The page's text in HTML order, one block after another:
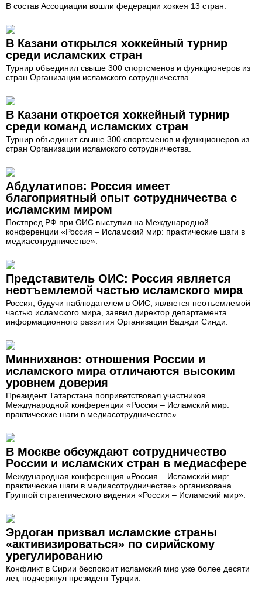
В состав Ассоциации вошли федерации хоккея 13 стран.
В Казани открылся хоккейный турнир
среди исламских стран
Турнир объединил свыше 300 спортсменов и функционеров из
стран Организации исламского сотрудничества.
В Казани откроется хоккейный турнир
среди команд исламских стран
Турнир объединит свыше 300 спортсменов и функционеров из
стран Организации исламского сотрудничества.
Абдулатипов: Россия имеет
благоприятный опыт сотрудничества с
исламским миром
Постпред РФ при ОИС выступил на Международной
конференции «Россия – Исламский мир: практические шаги в
медиасотрудничестве».
Представитель ОИС: Россия является
неотъемлемой частью исламского мира
Россия, будучи наблюдателем в ОИС, является неотъемлемой
частью исламского мира, заявил директор департамента
информационного развития Организации Ваджди Синди.
Минниханов: отношения России и
исламского мира отличаются высоким
уровнем доверия
Президент Татарстана поприветствовал участников
Международной конференции «Россия – Исламский мир:
практические шаги в медиасотрудничестве».
В Москве обсуждают сотрудничество
России и исламских стран в медиасфере
Международная конференция «Россия – Исламский мир:
практические шаги в медиасотрудничестве» организована
Группой стратегического видения «Россия – Исламский мир».
Эрдоган призвал исламские страны
«активизироваться» по сирийскому
урегулированию
Конфликт в Сирии беспокоит исламский мир уже более десяти
лет, подчеркнул президент Турции.